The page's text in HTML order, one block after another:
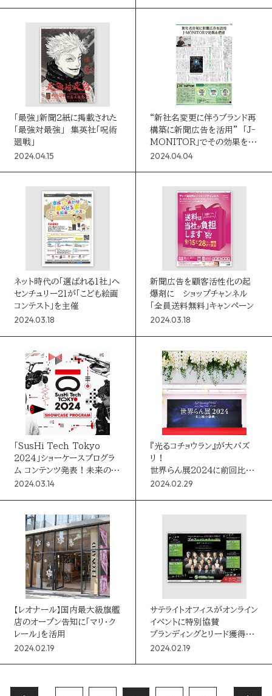
「最強」新聞2紙に掲載された
「最強対最強」 集英社「呪術
廻戦」
2024.04.15
“新社名変更に伴うブランド再
構築に新聞広告を活用” 「J-
MONITOR」でその効果を把
握
2024.04.04
ネット時代の「選ばれる1社」へ
センチュリー21が「こども絵画
コンテスト」を主催
2024.03.18
新聞広告を顧客活性化の起
爆剤に ショップチャンネル
「全員送料無料」キャンペーン
2024.03.18
「SusHi Tech Tokyo
2024」ショーケースプログラ
ム コンテンツ発表！未来の
テックが大集合！
2024.03.14
『光るコチョウラン』が大バズ
リ！
世界らん展2024に前回比
155％の来場者
2024.02.29
【レオナール】国内最大級旗艦
店のオープン告知に「マリ・ク
レール」を活用
2024.02.19
サテライトオフィスがオンライン
イベントに特別協賛
ブランディングとリード獲得を
目的に1万人集客
2024.02.19